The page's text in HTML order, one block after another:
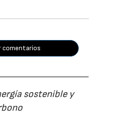
comentarios
sostenible y